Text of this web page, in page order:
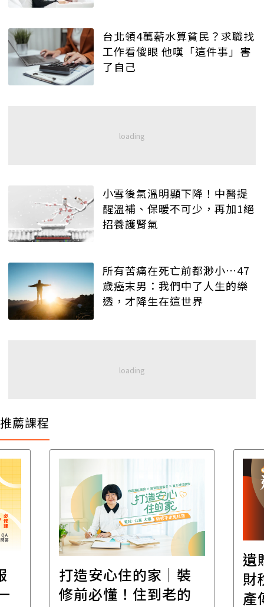
台北領4萬薪水算貧民？求職找
工作看傻眼 他嘆「這件事」害
了自己
小雪後氣溫明顯下降！中醫提
醒溫補、保暖不可少，再加1絕
招養護腎氣
所有苦痛在死亡前都渺小…47
歲癌末男：我們中了人生的樂
透，才降生在這世界
推薦課程
打造安心住的家｜裝
修前必懂！住到老的
遺
財
產